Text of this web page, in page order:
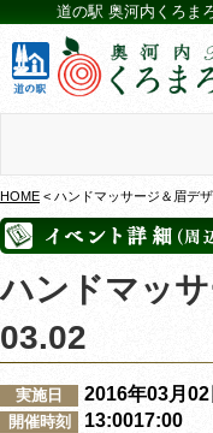
道の駅 奥河内くろま
HOME < ハンドマッサージ＆眉デ
ハンドマッ
03.02
実施日 2016年03月02
開催時刻 13:0017:00